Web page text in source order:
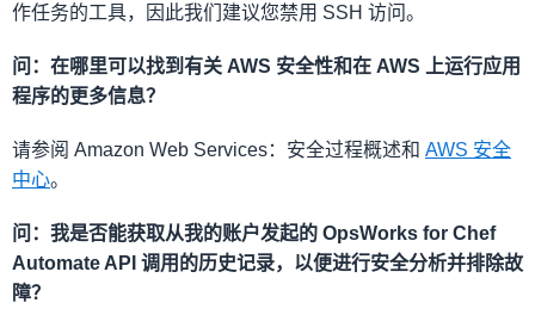
作任务的工具，因此我们建议您禁用 SSH 访问。
问：在哪里可以找到有关 AWS 安全性和在 AWS 上运行应用
程序的更多信息？
请参阅 Amazon Web Services：安全过程概述和 AWS 安全
中心。
问：我是否能获取从我的账户发起的 OpsWorks for Chef
Automate API 调用的历史记录，以便进行安全分析并排除故
障？